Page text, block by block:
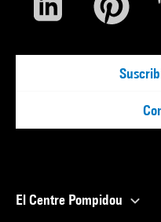
El Centre Pompidou